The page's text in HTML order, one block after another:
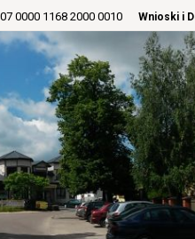
0000 1168 2000 0010 Wnioski i